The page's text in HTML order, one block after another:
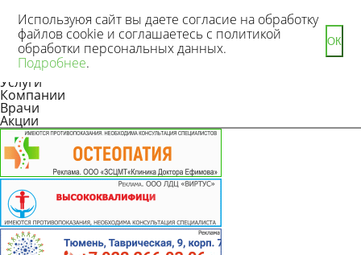
Новости
Статьи
Услуги
Компании
Врачи
Акции
Используюя сайт вы даете согласие на обработку
файлов cookie и соглашаетесь с политикой
обработки персональных данных.
Подробнее.
ОК